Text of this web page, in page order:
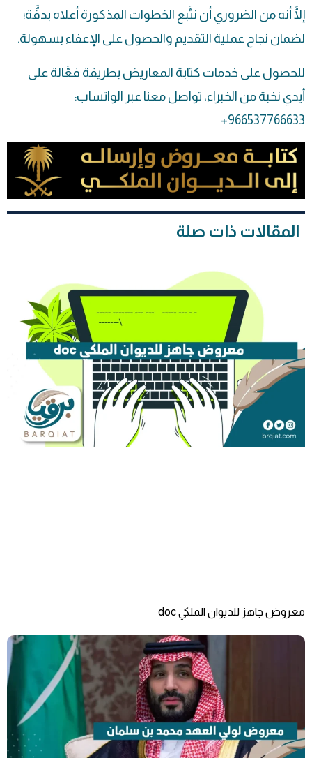
إلَّا أنه من الضروري أن نتَّبع الخطوات المذكورة أعلاه بدقَّة؛
لضمان نجاح عملية التقديم والحصول على الإعفاء بسهولة.
للحصول على خدمات كتابة المعاريض بطريقة فعَّالة على
أيدي نخبة من الخبراء، تواصل معنا عبر الواتساب:
966537766633+
المقالات ذات صلة
معروض جاهز للديوان الملكي doc